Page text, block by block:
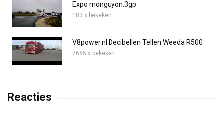
Expo monguyon.3gp
183 x bekeken
V8power.nl Decibellen Tellen Weeda R500
7685 x bekeken
Reacties